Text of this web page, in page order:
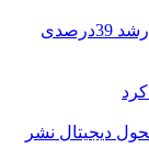
رسیدگی به نزدیک 250 هزار پرونده در تعزیرات/ رشد 39درصدی
دیجیتال نشر